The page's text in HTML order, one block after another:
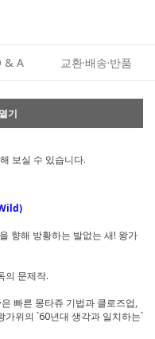
& A 교환·배송·반품
기
보실 수 있습니다.
향해 방황하는 발없는 새! 왕가
의 문제작.
빠른 몽타쥬 기법과 클로즈업,
가위의 `60년대 생각과 일치하는`